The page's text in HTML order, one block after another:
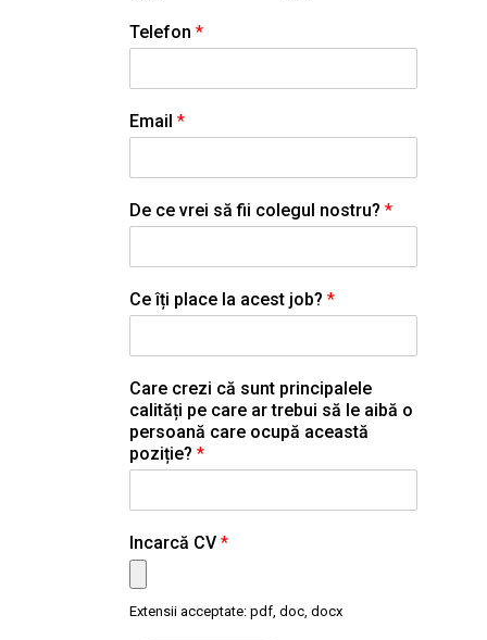
Telefon *
Email *
De ce vrei să fii colegul nostru? *
Ce îți place la acest job? *
Care crezi că sunt principalele
calități pe care ar trebui să le aibă o
persoană care ocupă această
poziție? *
Incarcă CV *
Extensii acceptate: pdf, doc, docx